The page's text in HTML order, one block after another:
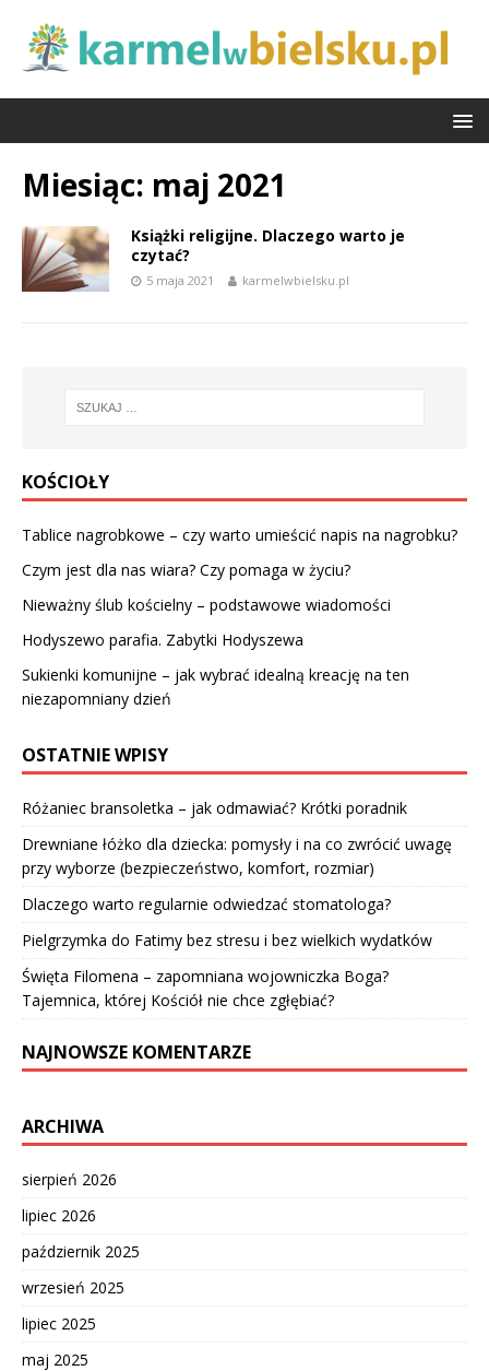
Miesiąc: maj 2021
Książki religijne. Dlaczego warto je
czytać?
5 maja 2021 karmelwbielsku.pl
KOŚCIOŁY
Tablice nagrobkowe – czy warto umieścić napis na nagrobku?
Czym jest dla nas wiara? Czy pomaga w życiu?
Nieważny ślub kościelny – podstawowe wiadomości
Hodyszewo parafia. Zabytki Hodyszewa
Sukienki komunijne – jak wybrać idealną kreację na ten
niezapomniany dzień
OSTATNIE WPISY
Różaniec bransoletka – jak odmawiać? Krótki poradnik
Drewniane łóżko dla dziecka: pomysły i na co zwrócić uwagę
przy wyborze (bezpieczeństwo, komfort, rozmiar)
Dlaczego warto regularnie odwiedzać stomatologa?
Pielgrzymka do Fatimy bez stresu i bez wielkich wydatków
Święta Filomena – zapomniana wojowniczka Boga?
Tajemnica, której Kościół nie chce zgłębiać?
NAJNOWSZE KOMENTARZE
ARCHIWA
sierpień 2026
lipiec 2026
październik 2025
wrzesień 2025
lipiec 2025
maj 2025